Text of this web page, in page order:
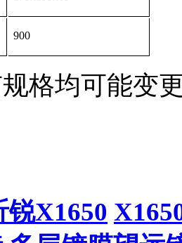
900
格均可能变
锐X1650